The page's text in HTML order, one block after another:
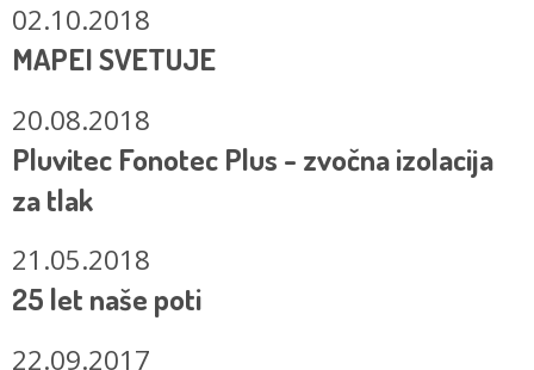
02.10.2018
MAPEI SVETUJE
20.08.2018
Pluvitec Fonotec Plus - zvočna izolacija
za tlak
21.05.2018
25 let naše poti
22.09.2017